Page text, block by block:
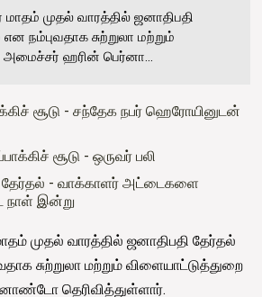
முதல் வாரத்தில் ஜனாதிபதி
நம்புவதாக சுற்றுலா மற்றும்
ஹரின் பெர்னா...
சூடு - சந்தேக நபர் ஹெரோயினுடன்
சூடு - ஒருவர் பலி
தேர்தல் - வாக்காளர் அட்டைகளை
நாள் இன்று
முதல் வாரத்தில் ஜனாதிபதி தேர்தல்
சுற்றுலா மற்றும் விளையாட்டுத்துறை
தெரிவித்துள்ளார்.